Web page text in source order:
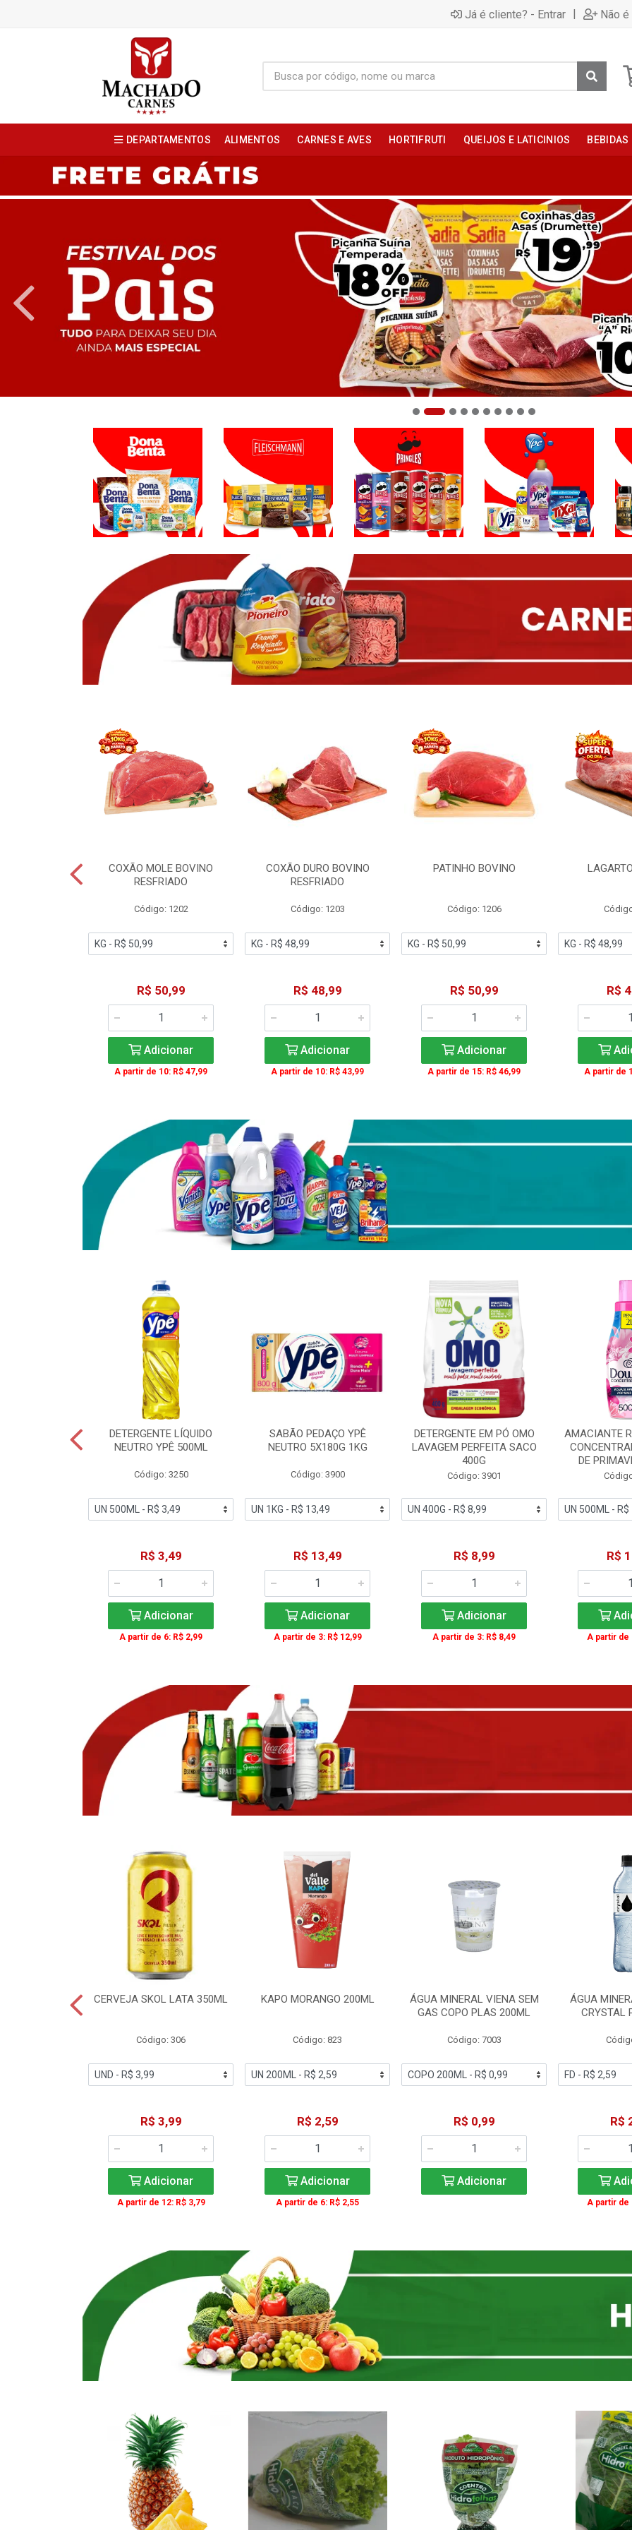
Já é cliente? - Entrar | Não
DEPARTAMENTOS ALIMENTOS CARNES E AVES HORTIFRUTI QUEIJOS E LATICINIOS BEBIDAS
COXÃO MOLE BOVINO
RESFRIADO
Código: 1202
R$ 50,99
Adicionar
A partir de 10: R$ 47,99
COXÃO DURO BOVINO
RESFRIADO
Código: 1203
R$ 48,99
Adicionar
A partir de 10: R$ 43,99
PATINHO BOVINO
Código: 1206
R$ 50,99
Adicionar
A partir de 15: R$ 46,99
R$
A partir de
DETERGENTE LÍQUIDO
NEUTRO YPÊ 500ML
Código: 3250
R$ 3,49
Adicionar
A partir de 6: R$ 2,99
SABÃO PEDAÇO YPÊ
NEUTRO 5X180G 1KG
Código: 3900
R$ 13,49
Adicionar
A partir de 3: R$ 12,99
DETERGENTE EM PÓ OMO
LAVAGEM PERFEITA SACO
400G
Código: 3901
R$ 8,99
Adicionar
A partir de 3: R$ 8,49
AMACIANTE
DE
R$
A partir de
CERVEJA SKOL LATA 350ML
Código: 306
R$ 3,99
Adicionar
A partir de 12: R$ 3,79
KAPO MORANGO 200ML
Código: 823
R$ 2,59
Adicionar
A partir de 6: R$ 2,55
ÁGUA MINERAL VIENA SEM
GAS COPO PLAS 200ML
Código: 7003
R$ 0,99
Adicionar
ÁGUA
CRYSTAL
R$
A partir de